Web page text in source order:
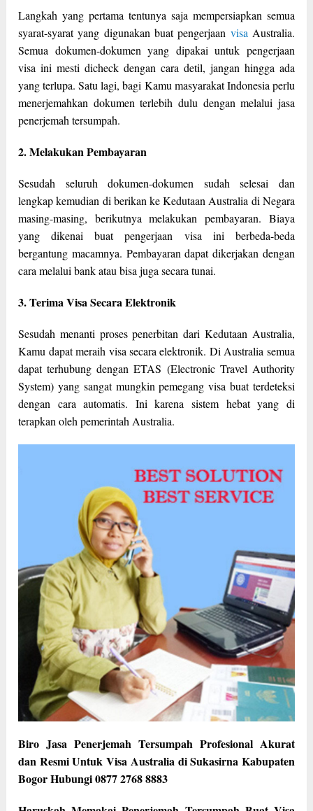
Langkah yang pertama tentunya saja mempersiapkan semua
syarat-syarat yang digunakan buat pengerjaan visa Australia.
Semua dokumen-dokumen yang dipakai untuk pengerjaan
visa ini mesti dicheck dengan cara detil, jangan hingga ada
yang terlupa. Satu lagi, bagi Kamu masyarakat Indonesia perlu
menerjemahkan dokumen terlebih dulu dengan melalui jasa
penerjemah tersumpah.
2. Melakukan Pembayaran
Sesudah seluruh dokumen-dokumen sudah selesai dan
lengkap kemudian di berikan ke Kedutaan Australia di Negara
masing-masing, berikutnya melakukan pembayaran. Biaya
yang dikenai buat pengerjaan visa ini berbeda-beda
bergantung macamnya. Pembayaran dapat dikerjakan dengan
cara melalui bank atau bisa juga secara tunai.
3. Terima Visa Secara Elektronik
Sesudah menanti proses penerbitan dari Kedutaan Australia,
Kamu dapat meraih visa secara elektronik. Di Australia semua
dapat terhubung dengan ETAS (Electronic Travel Authority
System) yang sangat mungkin pemegang visa buat terdeteksi
dengan cara automatis. Ini karena sistem hebat yang di
terapkan oleh pemerintah Australia.
Biro Jasa Penerjemah Tersumpah Profesional Akurat
dan Resmi Untuk Visa Australia di Sukasirna Kabupaten
Bogor Hubungi 0877 2768 8883